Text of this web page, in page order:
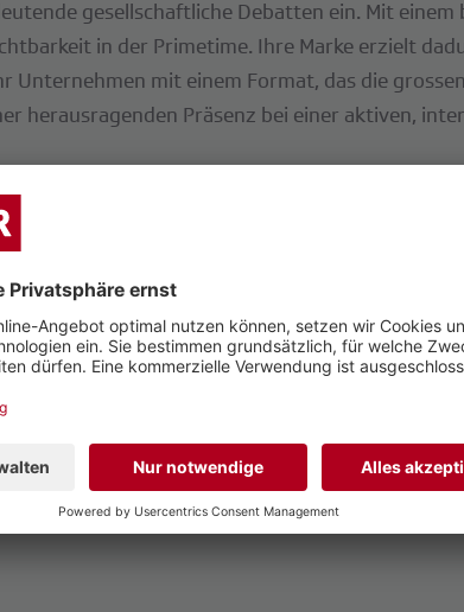
gesellschaftliche Debatten ein. Mit
in der Primetime. Ihre Marke erzielt
Unternehmen mit einem Format, das die
herausragenden Präsenz bei einer aktiven,
CH-F, Zielgruppe 3+ inkl. Gäste, Basis: